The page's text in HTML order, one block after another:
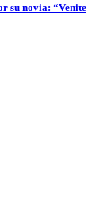
su novia: “Venite